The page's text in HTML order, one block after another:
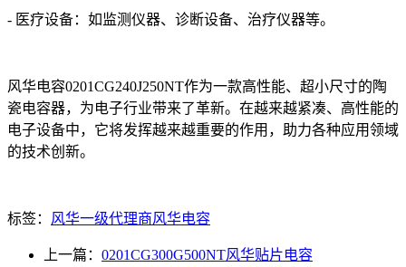
- 医疗设备：如监测仪器、诊断设备、治疗仪器等。
风华电容0201CG240J250NT作为一款高性能、超小尺寸的陶
瓷电容器，为电子行业带来了革新。在越来越紧凑、高性能的
电子设备中，它将发挥越来越重要的作用，助力各种应用领域
的技术创新。
标签： 风华一级代理商风华电容
上一篇： 0201CG300G500NT风华贴片电容